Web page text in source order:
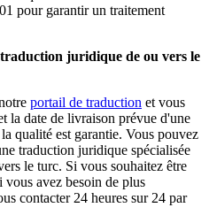
pour garantir un traitement
juridique de ou vers le
portail de traduction et vous
la date de livraison prévue d'une
qualité est garantie. Vous pouvez
traduction juridique spécialisée
le turc. Si vous souhaitez être
vous avez besoin de plus
contacter 24 heures sur 24 par